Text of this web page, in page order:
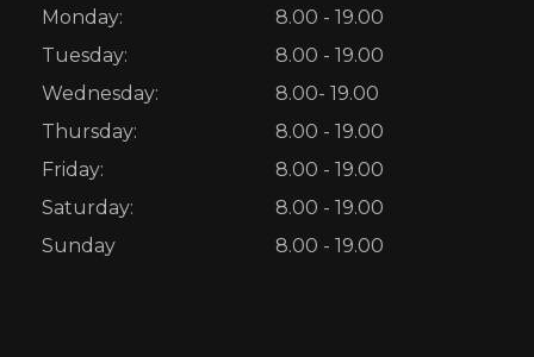
Monday:
8.00 - 19.00
Tuesday:
8.00 - 19.00
Wednesday:
8.00- 19.00
Thursday:
8.00 - 19.00
Friday:
8.00 - 19.00
Saturday:
8.00 - 19.00
Sunday
8.00 - 19.00